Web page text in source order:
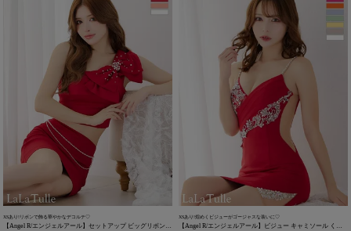
XSあり!リボンで飾る華やかなデコルテ♡
【Angel R/エンジェルアール】セットアップ ビッグリボン
XSあり!煌めくビジューがゴージャスな装いに♡
【Angel R/エンジェルアール】ビジュー キャミソール くび